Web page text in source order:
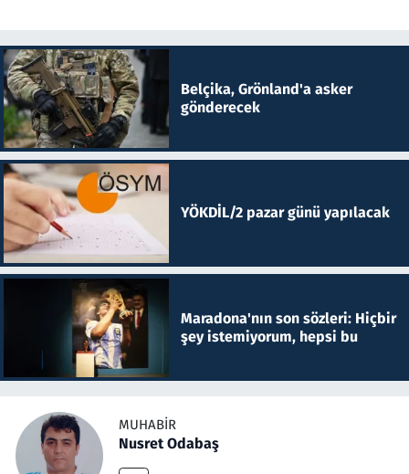
Belçika, Grönland'a asker
gönderecek
YÖKDİL/2 pazar günü yapılacak
Maradona'nın son sözleri: Hiçbir
şey istemiyorum, hepsi bu
MUHABIR
Nusret Odabaş